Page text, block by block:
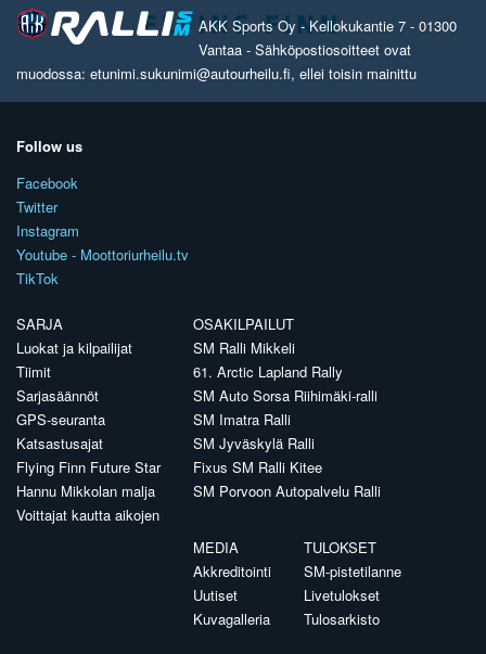
AKK Sports Oy - Kellokukantie 7 - 01300
Vantaa - Sähköpostiosoitteet ovat
muodossa: etunimi.sukunimi@autourheilu.fi, ellei toisin mainittu
Follow us
Facebook
Twitter
Instagram
Youtube - Moottoriurheilu.tv
TikTok
SARJA
Luokat ja kilpailijat
Tiimit
Sarjasäännöt
GPS-seuranta
Katsastusajat
Flying Finn Future Star
Hannu Mikkolan malja
Voittajat kautta aikojen
OSAKILPAILUT
SM Ralli Mikkeli
61. Arctic Lapland Rally
SM Auto Sorsa Riihimäki-ralli
SM Imatra Ralli
SM Jyväskylä Ralli
Fixus SM Ralli Kitee
SM Porvoon Autopalvelu Ralli
MEDIA
Akkreditointi
Uutiset
Kuvagalleria
TULOKSET
SM-pistetilanne
Livetulokset
Tulosarkisto